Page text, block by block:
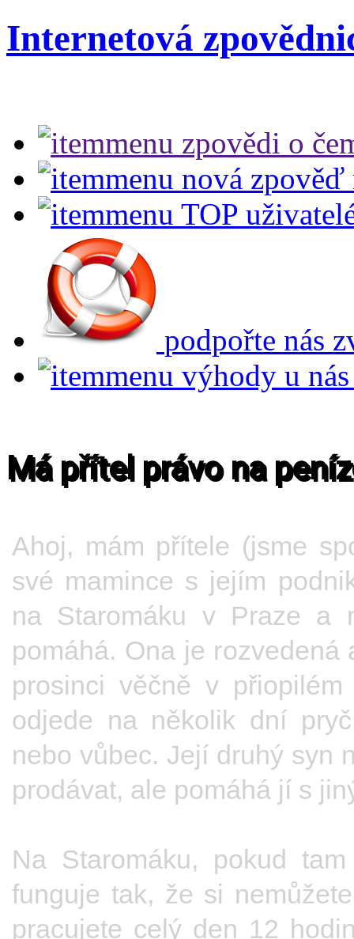
Internetová
zpovědi o
nová zpověď
TOP
podpořte nás
výhody u nás
Má přítel právo na
Ahoj, mám přítele (jsme
své mamince s jejím
na Staromáku v Praze
pomáhá. Ona je
prosinci věčně v
odjede na několik dní
nebo vůbec. Její druhý syn
prodávat, ale pomáhá jí s
Na Staromáku, pokud
funguje tak, že si
pracujete celý den 12